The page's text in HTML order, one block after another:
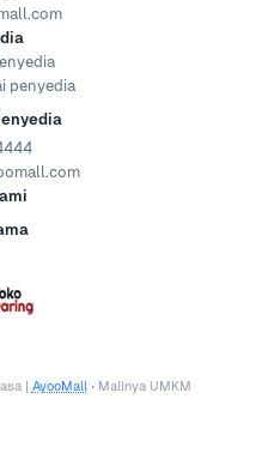
penyedia
| AyooMall • Mallnya UMKM